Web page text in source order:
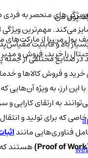
منحصر به فردی
می‌کند. مهم‌ترین ویژگی
بالا و قابلیت
صنایع مختلفی از جمله
و فروش کالاها و
این ارز، به ویژه آن‌هایی
به ارتقای کارایی و
که برای تولید و
فناوری‌هایی مانند
هستند که
پول من
من را از مارکت‌های
را خرید، فروش و